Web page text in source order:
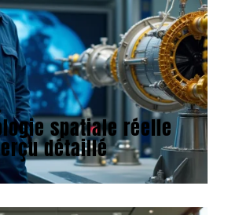
spatiale réelle
détaillé